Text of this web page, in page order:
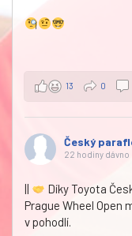
13 0
Český
22 hodiny dávno
Díky Toyota
Prague Wheel Open
v pohodlí.